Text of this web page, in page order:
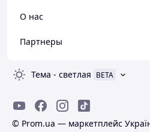
О нас
Партнеры
Тема - светлая BETA
© Prom.ua — маркетплейс